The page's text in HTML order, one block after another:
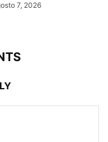
7, 2026